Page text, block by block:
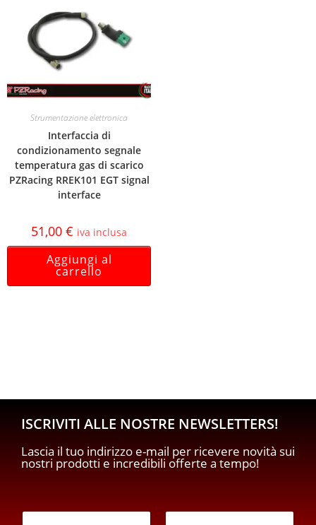
Strumentazione elettronica
Interfaccia di
condizionamento segnale
temperatura gas di scarico
PZRacing RREK101 EGT signal
interface
51,00 € iva inclusa
Aggiungi al
carrello
ISCRIVITI ALLE NOSTRE NEWSLETTERS!
Lascia il tuo indirizzo e-mail per ricevere novità sui
nostri prodotti e incredibili offerte a tempo!
E